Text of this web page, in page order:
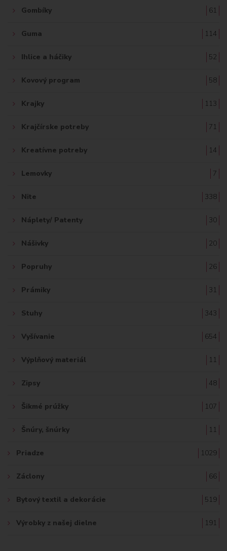
Gombíky 61
Guma 114
Ihlice a háčiky 52
Kovový program 58
Krajky 113
Krajčírske potreby 71
Kreatívne potreby 14
Lemovky 7
Nite 338
Náplety/ Patenty 30
Nášivky 20
Popruhy 26
Prámiky 31
Stuhy 343
Vyšívanie 654
Výplňový materiál 11
Zipsy 48
Šikmé prúžky 107
Šnúry, šnúrky 11
Priadze 1029
Záclony 66
Bytový textil a dekorácie 519
Výrobky z našej dielne 191